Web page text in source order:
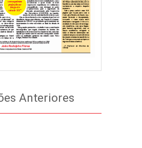
Anteriores